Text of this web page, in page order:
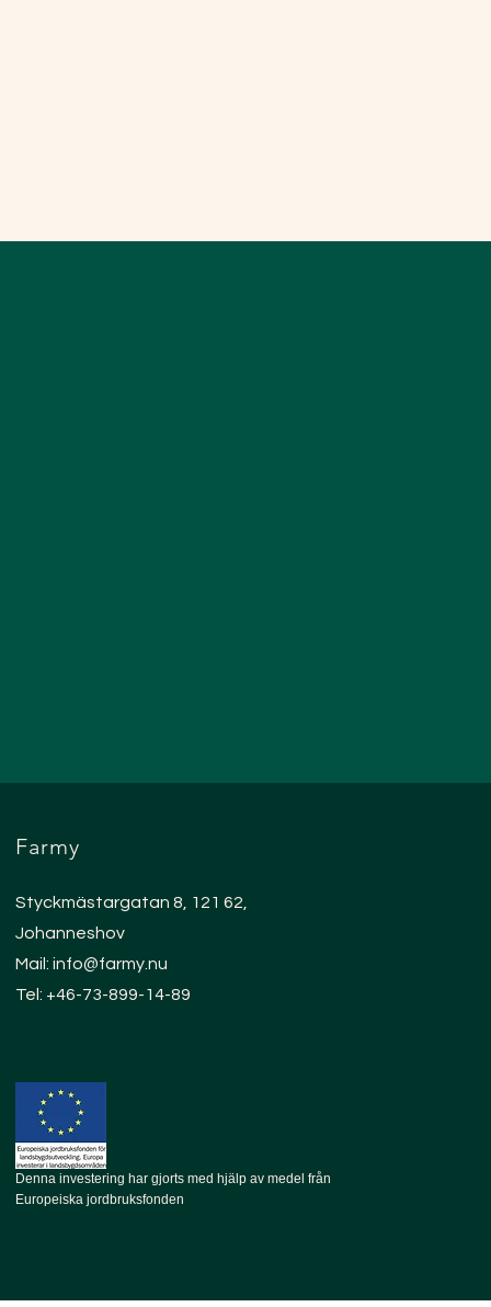
Farmy
Styckmästargatan 8, 121 62,
Johanneshov
Mail: info@farmy.nu
Tel: +46-73-899-14-89
Denna investering har gjorts med hjälp av medel från
Europeiska jordbruksfonden